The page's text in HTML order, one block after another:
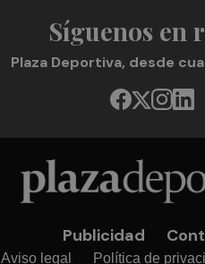
Síguenos en
Plaza Deportiva, desde
Publicidad
Aviso legal Política de